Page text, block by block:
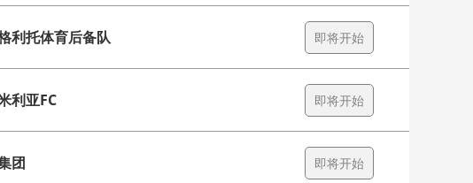
利托体育后备队 即将开始
利亚FC 即将开始
团 即将开始